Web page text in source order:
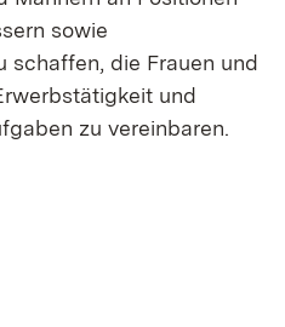
sowie
schaffen, die Frauen und
und
zu vereinbaren.